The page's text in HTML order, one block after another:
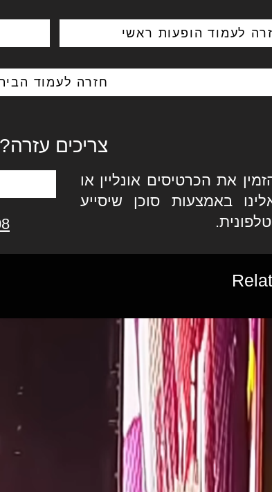
לעמוד הופעות ראשי
חזרה לעמוד
צריכים עזרה?
את הכרטיסים אונליין או
באמצעות סוכן שיסייע